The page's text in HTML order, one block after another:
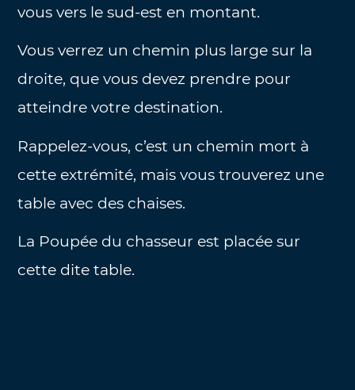
vous vers le sud-est en montant.
Vous verrez un chemin plus large sur la
droite, que vous devez prendre pour
atteindre votre destination.
Rappelez-vous, c’est un chemin mort à
cette extrémité, mais vous trouverez une
table avec des chaises.
La Poupée du chasseur est placée sur
cette dite table.